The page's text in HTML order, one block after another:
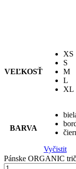
VEĽKOSŤ
XS
S
M
L
XL
BARVA
Vyčistit
Pánske ORGANIC